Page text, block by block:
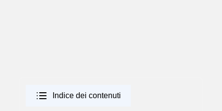
Indice dei contenuti